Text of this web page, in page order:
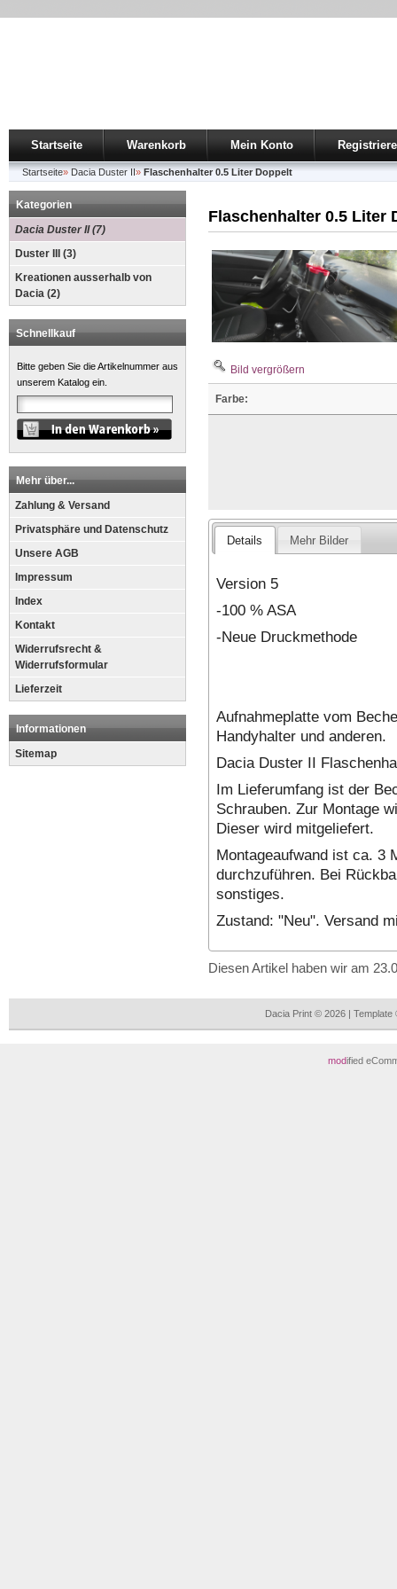
Startseite Warenkorb Mein Konto
Startseite» Dacia Duster II» Flaschenhalter 0.5 Liter Doppelt
Kategorien
Dacia Duster II (7)
Duster III (3)
Kreationen ausserhalb von
Dacia (2)
Schnellkauf
Bitte geben Sie die Artikelnummer aus
unserem Katalog ein.
Mehr über...
Zahlung & Versand
Privatsphäre und Datenschutz
Unsere AGB
Impressum
Index
Kontakt
Widerrufsrecht &
Widerrufsformular
Lieferzeit
Informationen
Sitemap
Flaschenhalter 0.5 Liter
Bild vergrößern
Farbe:
Details Mehr Bilder
Version 5
-100 % ASA
-Neue Druckmethode
Aufnahmeplatte vom
Handyhalter und anderen.
Dacia Duster II
Im Lieferumfang ist der
Schrauben. Zur Montage
Dieser wird mitgeliefert.
Montageaufwand ist ca. 3
durchzuführen. Bei
sonstiges.
Zustand: "Neu". Versand
Diesen Artikel haben wir am
Dacia Print © 2026 |
modified